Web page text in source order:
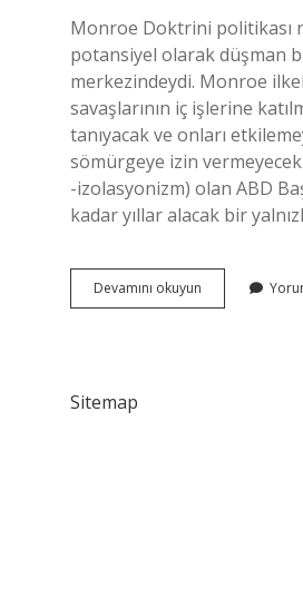
Monroe Doktrini politikası
potansiyel olarak düşman
merkezindeydi. Monroe
savaşlarının iç işlerine
tanıyacak ve onları
sömürgeye izin vermeyecek.
-izolasyonizm) olan ABD
kadar yıllar alacak bir
Devamını okuyun Monroe
Doktrini
Sitemap